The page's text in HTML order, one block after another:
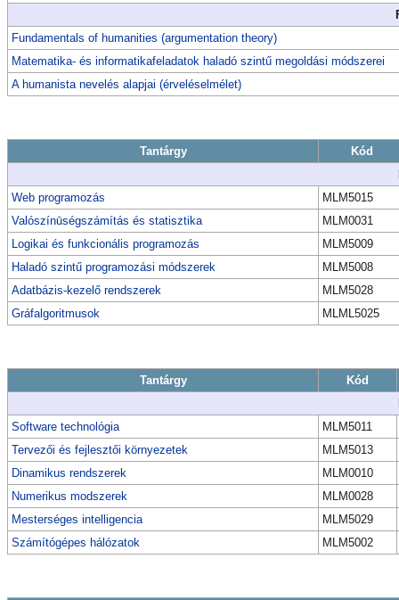
Fundamentals of humanities (argumentation theory)
Matematika- és informatikafeladatok haladó szintű megoldási módszerei
A humanista nevelés alapjai (érveléselmélet)
Tantárgy
Kód
Web programozás
MLM5015
Valószínūségszámítás és statisztika
MLM0031
Logikai és funkcionális programozás
MLM5009
Haladó szintű programozási módszerek
MLM5008
Adatbázis-kezelő rendszerek
MLM5028
Gráfalgoritmusok
MLML5025
Tantárgy
Kód
Software technológia
MLM5011
Tervezői és fejlesztői környezetek
MLM5013
Dinamikus rendszerek
MLM0010
Numerikus modszerek
MLM0028
Mesterséges intelligencia
MLM5029
Számítógépes hálózatok
MLM5002